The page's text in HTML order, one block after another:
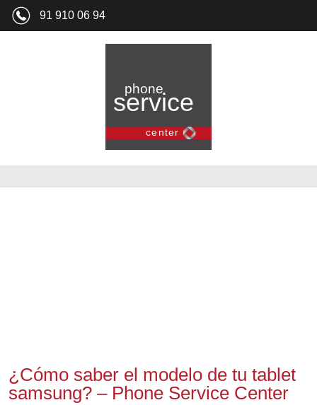
91 910 06 94
¿Cómo saber el modelo de tu tablet
samsung? – Phone Service Center